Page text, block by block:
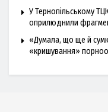
У Тернопільському
оприлюднили
«Думала, що ще й
«кришування»